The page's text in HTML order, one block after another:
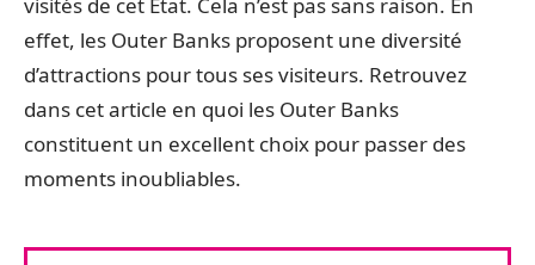
effet, les Outer Banks proposent une diversité
d’attractions pour tous ses visiteurs. Retrouvez
dans cet article en quoi les Outer Banks
constituent un excellent choix pour passer des
moments inoubliables.